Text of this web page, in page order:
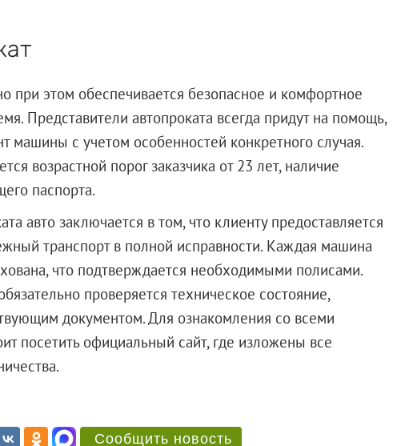
при этом обеспечивается безопасное и комфортное
Представители автопроката всегда придут на помощь,
машины с учетом особенностей конкретного случая.
возрастной порог заказчика от 23 лет, наличие
паспорта.
авто заключается в том, что клиенту предоставляется
транспорт в полной исправности. Каждая машина
что подтверждается необходимыми полисами.
проверяется техническое состояние,
документом. Для ознакомления со всеми
посетить официальный сайт, где изложены все
Сообщить новость